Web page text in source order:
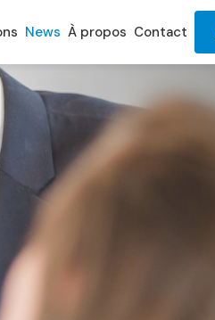
News À propos Contact